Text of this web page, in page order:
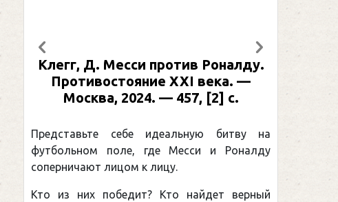
—
на
верный
Рабинер, И. Я. Александр Овечкин
: иллюстрированная биография. —
Москва, 2024 (макет 2025). — 133,
Спорт)
снайперским рекордом НХЛ, который
принадлежит великому канадцу Уэйну
Предыдущий Следующий